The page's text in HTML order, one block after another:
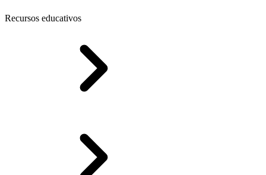
Recursos educativos